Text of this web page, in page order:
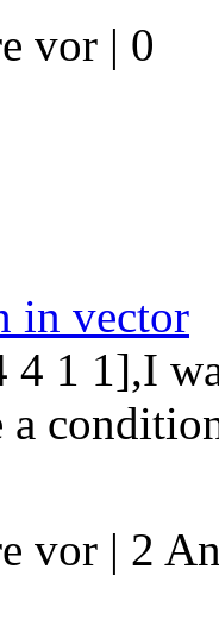
vor | 0
in vector
1 1],I
vor | 2